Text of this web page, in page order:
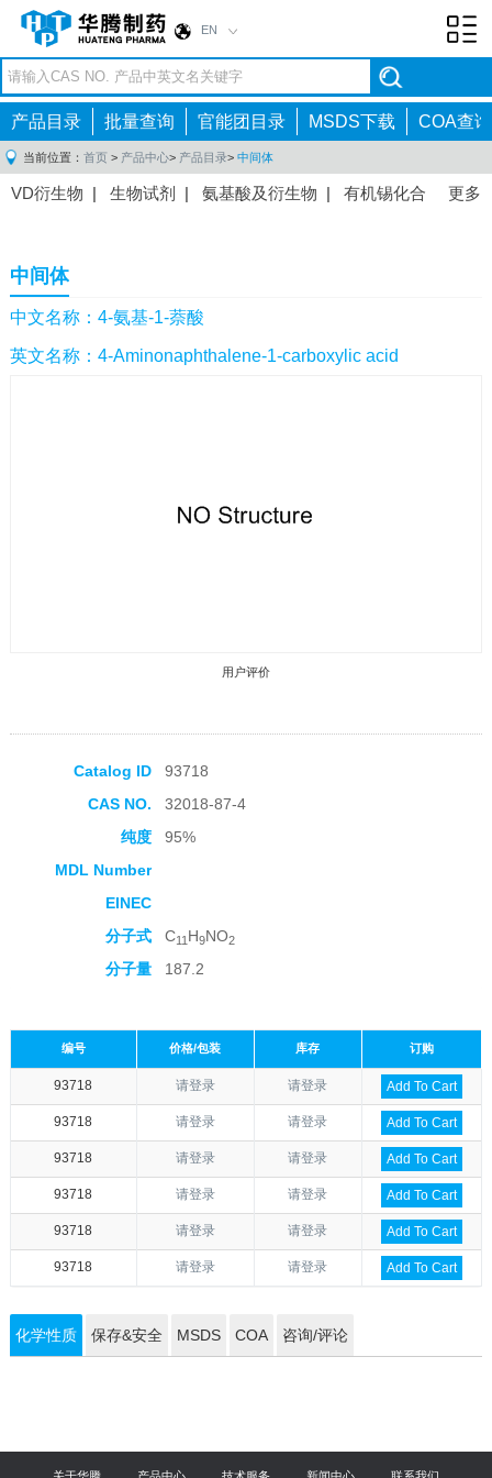
EN
产品目录 批量查询 官能团目录 MSDS下载 COA查询
当前位置： 首页 > 产品中心> 产品目录> 中间体
更多
VD衍生物 | 生物试剂 | 氨基酸及衍生物 | 有机锡化合
间体|
感染药物中间体
体 |抗精神病药物中间体|
药中间体|其他原料药中间体|
中间体
中文名称：4-氨基-1-萘酸
英文名称：4-Aminonaphthalene-1-carboxylic acid
用户评价
Catalog ID
93718
CAS NO.
32018-87-4
纯度
95%
MDL Number
EINEC
分子式
C11 H9NO2
分子量 187.2
编号 价格/包装 库存 订购
93718 请登录 请登录 Add To Cart
93718 请登录 请登录 Add To Cart
93718 请登录 请登录 Add To Cart
93718 请登录 请登录 Add To Cart
93718 请登录 请登录 Add To Cart
93718 请登录 请登录 Add To Cart
化学性质 保存&安全 MSDS COA 咨询/评论